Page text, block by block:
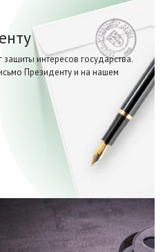
интересов государства.
Президенту и на нашем